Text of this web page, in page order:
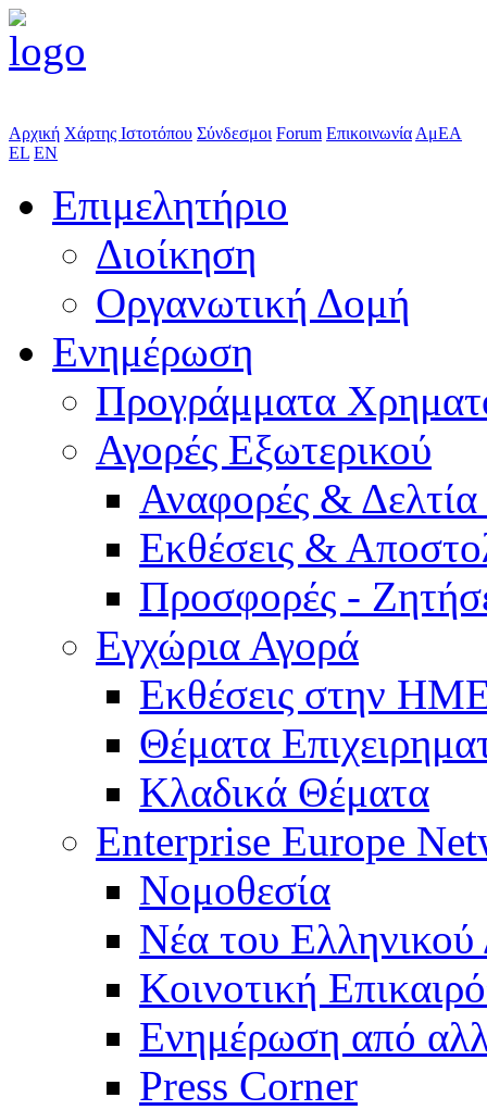
Αρχική Χάρτης Ιστοτόπου Σύνδεσμοι Forum Επικοινωνία ΑμΕΑ
EL EN
Επιμελητήριο
Διοίκηση
Οργανωτική Δομή
Ενημέρωση
Προγράμματα
Αγορές Εξωτερικού
Αναφορές &
Εκθέσεις &
Προσφορές -
Εγχώρια Αγορά
Εκθέσεις στην
Θέματα
Κλαδικά Θέματα
Enterprise Europe
Νομοθεσία
Νέα του Ελληνικού
Κοινοτική
Ενημέρωση από
Press Corner